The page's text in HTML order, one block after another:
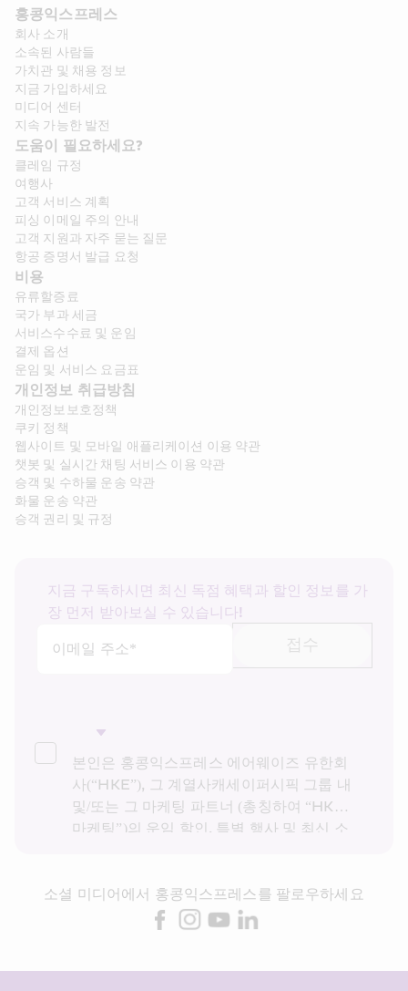
홍콩익스프레스​
회사 소개​
소속된 사람들
가치관 및 채용 정보​
지금 가입하세요
미디어 센터
지속 가능한 발전
도움이 필요하세요?
클레임 규정
여행사
고객 서비스 계획
피싱 이메일 주의 안내
고객 지원과 자주 묻는 질문
항공 증명서 발급 요청
비용
유류할증료
국가 부과 세금
서비스수수료 및 운임
결제 옵션
운임 및 서비스 요금표
개인정보 취급방침
개인정보보호정책
쿠키 정책
웹사이트 및 모바일 애플리케이션 이용 약관
챗봇 및 실시간 채팅 서비스 이용 약관
승객 및 수하물 운송 약관
화물 운송 약관
승객 권리 및 규정
지금 구독하시면 최신 독점 혜택과 할인 정보를 가
장 먼저 받아보실 수 있습니다!
이메일 주소*
접수
본인은 홍콩익스프레스 에어웨이즈 유한회
사(“HKE”), 그 계열사캐세이퍼시픽 그룹 내
및/또는 그 마케팅 파트너 (총칭하여 “HKE
마케팅”)의 운임 할인, 특별 행사 및 최신 소
케팅이 다이렉트 마케팅을 위해 상기 개인정
보 및 과거 거래 기록을 사용하는 것에 동의
소셜 미디어에서 홍콩익스프레스를 팔로우하세요